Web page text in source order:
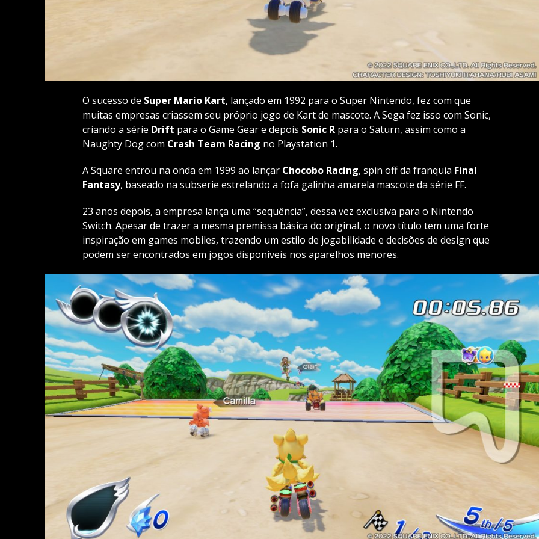
O sucesso de Super Mario Kart, lançado em 1992 para o Super Nintendo, fez com que
muitas empresas criassem seu próprio jogo de Kart de mascote. A Sega fez isso com Sonic,
criando a série Drift para o Game Gear e depois Sonic Rpara o Saturn, assim como a
Naughty Dog com Crash Team Racing no Playstation 1.
A Square entrou na onda em 1999 ao lançar Chocobo Racing, spin off da franquia Final
Fantasy, baseado na subserie estrelando a fofa galinha amarela mascote da série FF.
23 anos depois, a empresa lança uma “sequência”, dessa vez exclusiva para o Nintendo
Switch. Apesar de trazer a mesma premissa básica do original, o novo título tem uma forte
inspiração em games mobiles, trazendo um estilo de jogabilidade e decisões de design que
podem ser encontrados em jogos disponíveis nos aparelhos menores.